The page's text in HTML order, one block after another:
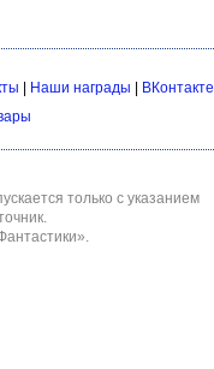
Наши награды
ВКонтакте
только с указанием
.